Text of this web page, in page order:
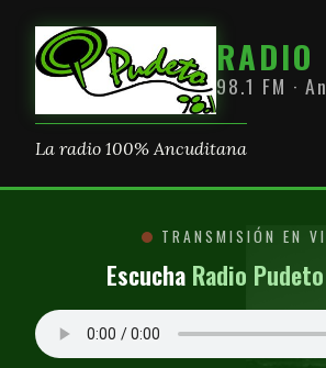
RADIO
98.1 FM ·
La radio 100% Ancuditana
TRANSMISIÓN EN
Escucha Radio Pudeto